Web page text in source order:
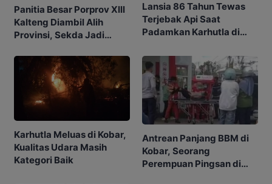
Panitia Besar Porprov Xlll
Kalteng Diambil Alih
Provinsi, Sekda Jadi
Lansia 86 Tahun Tewas
Terjebak Api Saat
Padamkan Karhutla di
Karhutla Meluas di Kobar,
Kualitas Udara Masih
Kategori Baik
Antrean Panjang BBM di
Kobar, Seorang
Perempuan Pingsan di